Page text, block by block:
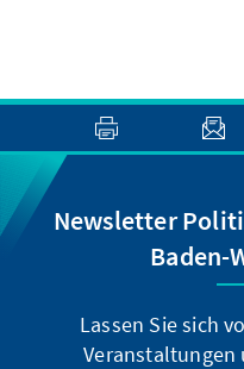
Newsletter
Baden-
Lassen Sie sich